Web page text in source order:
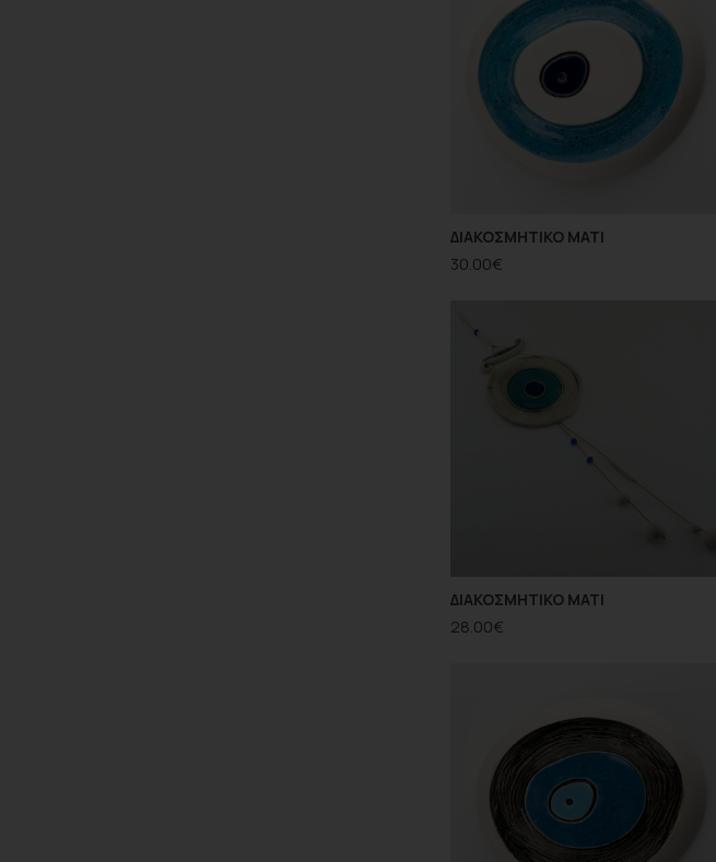
ΔΙΑΚΟΣΜΗΤΙΚΟ ΜΑΤΙ
30.00€
ΔΙΑΚΟΣΜΗΤΙΚΟ ΜΑΤΙ
28.00€